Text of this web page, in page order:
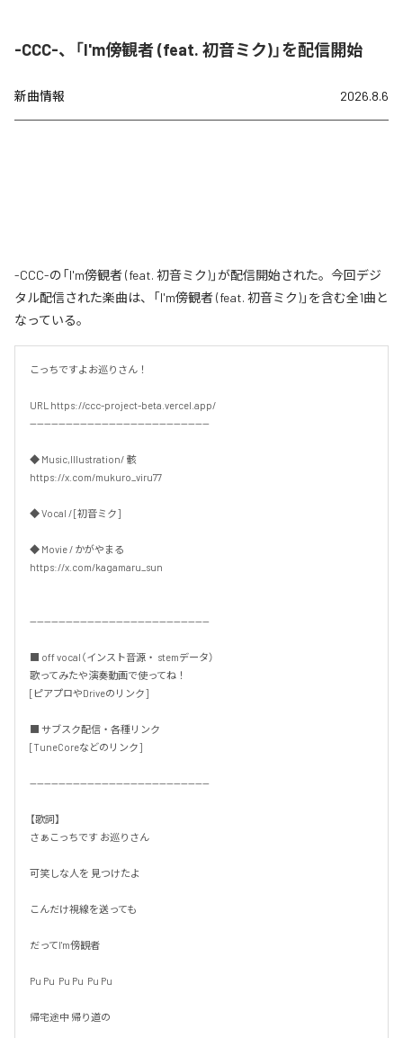
-CCC-、「I'm傍観者 (feat. 初音ミク)」を配信開始
新曲情報 2026.8.6
-CCC-の「I'm傍観者 (feat. 初音ミク)」が配信開始された。今回デジ
タル配信された楽曲は、「I'm傍観者 (feat. 初音ミク)」を含む全1曲と
なっている。
こっちですよお巡りさん！
URL https://ccc-project-beta.vercel.app/
--------------------------------------------------
◆ Music,Illustration/ 骸
https://x.com/mukuro_viru77
◆ Vocal / [初音ミク]
◆ Movie / かがやまる
https://x.com/kagamaru_sun
--------------------------------------------------
■ off vocal（インスト音源・ stemデータ）
歌ってみたや演奏動画で使ってね！
[ピアプロやDriveのリンク]
■ サブスク配信・各種リンク
[TuneCoreなどのリンク]
--------------------------------------------------
【歌詞】
さぁこっちです お巡りさん
可笑しな人を 見つけたよ
こんだけ視線を送っても
だってI'm傍観者
Pu Pu  Pu Pu  Pu Pu
帰宅途中 帰り道の